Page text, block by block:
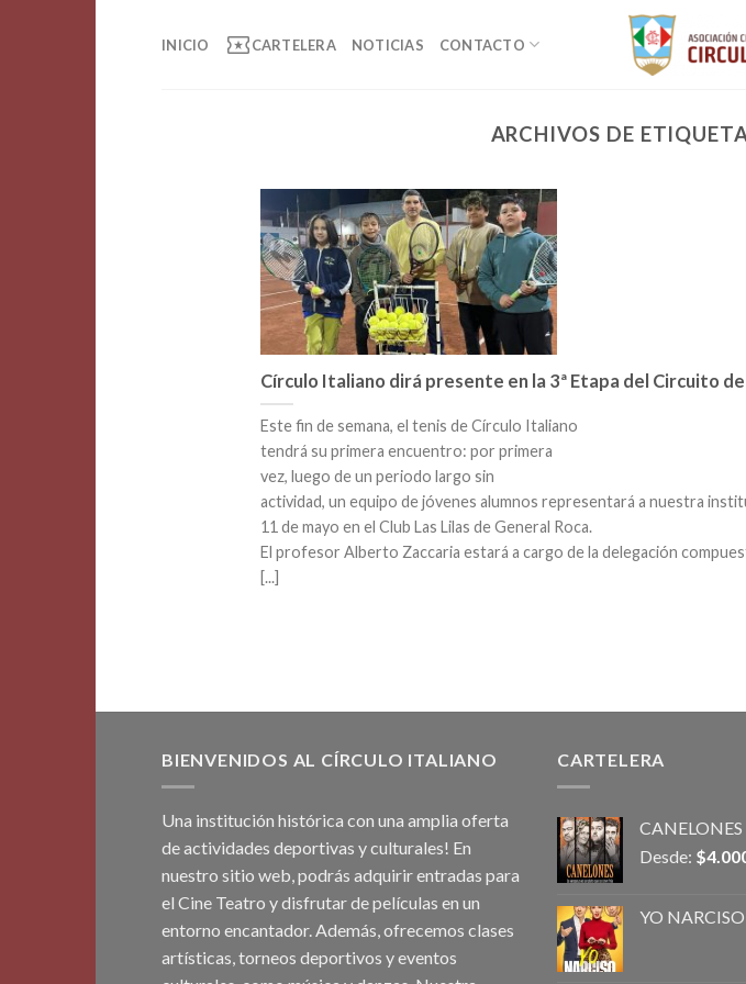
INICIO local_activityCARTELERA NOTICIAS CONTACTO
ARCHIVOS DE
Círculo Italiano dirá presente en la 3ª Etapa del Circuito
Este fin de semana, el tenis de Círculo Italiano
tendrá su primera encuentro: por primera
vez, luego de un periodo largo sin
actividad, un equipo de jóvenes alumnos representará a nuestra
11 de mayo en el Club Las Lilas de General Roca.
El profesor Alberto Zaccaria estará a cargo de la delegación
[...]
BIENVENIDOS AL CÍRCULO ITALIANO
Una institución histórica con una amplia oferta
de actividades deportivas y culturales! En
nuestro sitio web, podrás adquirir entradas para
el Cine Teatro y disfrutar de películas en un
entorno encantador. Además, ofrecemos clases
artísticas, torneos deportivos y eventos
CARTELERA
CANELONES
Desde: $
YO NARCISO